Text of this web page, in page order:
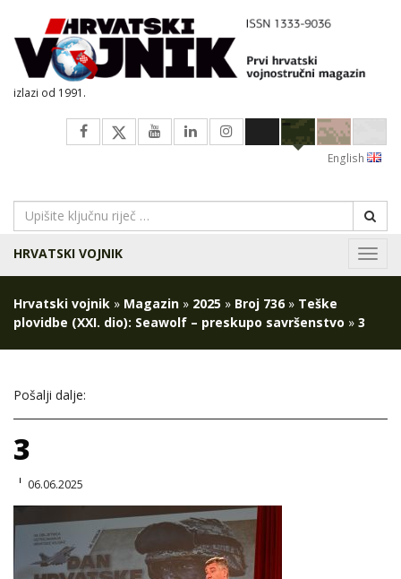
izlazi od 1991.
English
HRVATSKI VOJNIK
Hrvatski vojnik » Magazin » 2025 » Broj 736 » Teške
plovidbe (XXI. dio): Seawolf – preskupo savršenstvo » 3
Pošalji dalje:
3
06.06.2025